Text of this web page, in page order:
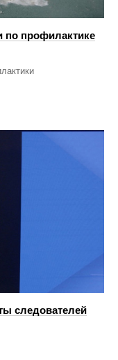
по профилактике
следователей